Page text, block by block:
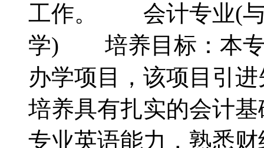
工作。 会计专业(与
学) 培养目标：本专
办学项目，该项目引
培养具有扎实的会计
专业英语能力，熟悉